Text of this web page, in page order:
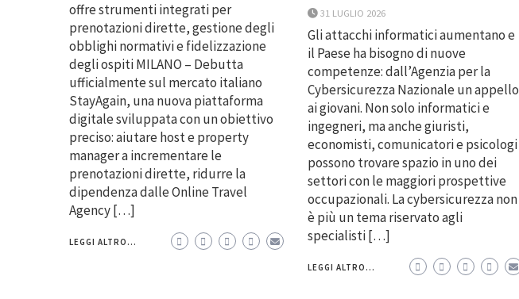
offre strumenti integrati per
prenotazioni dirette, gestione degli
obblighi normativi e fidelizzazione
degli ospiti MILANO – Debutta
ufficialmente sul mercato italiano
StayAgain, una nuova piattaforma
digitale sviluppata con un obiettivo
preciso: aiutare host e property
manager a incrementare le
prenotazioni dirette, ridurre la
dipendenza dalle Online Travel
Agency […]
LEGGI ALTRO...
31 LUGLIO 2026
Gli attacchi informatici aumentano e
il Paese ha bisogno di nuove
competenze: dall’Agenzia per la
Cybersicurezza Nazionale un appello
ai giovani. Non solo informatici e
ingegneri, ma anche giuristi,
economisti, comunicatori e psicologi
possono trovare spazio in uno dei
settori con le maggiori prospettive
occupazionali. La cybersicurezza non
è più un tema riservato agli
specialisti […]
LEGGI ALTRO...